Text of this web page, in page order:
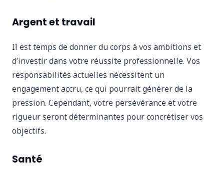
Argent et travail
Il est temps de donner du corps à vos ambitions et
d’investir dans votre réussite professionnelle. Vos
responsabilités actuelles nécessitent un
engagement accru, ce qui pourrait générer de la
pression. Cependant, votre persévérance et votre
rigueur seront déterminantes pour concrétiser vos
objectifs.
Santé